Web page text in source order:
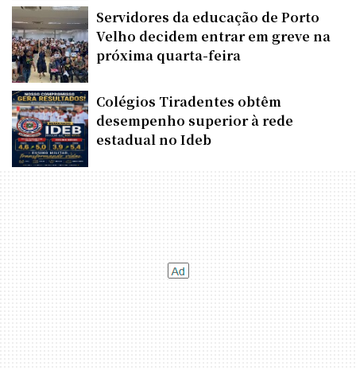
Servidores da educação de Porto
Velho decidem entrar em greve na
próxima quarta-feira
Colégios Tiradentes obtêm
desempenho superior à rede
estadual no Ideb